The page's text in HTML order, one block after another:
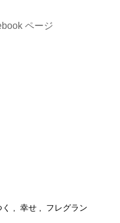
ページ
幸せ フレグラン